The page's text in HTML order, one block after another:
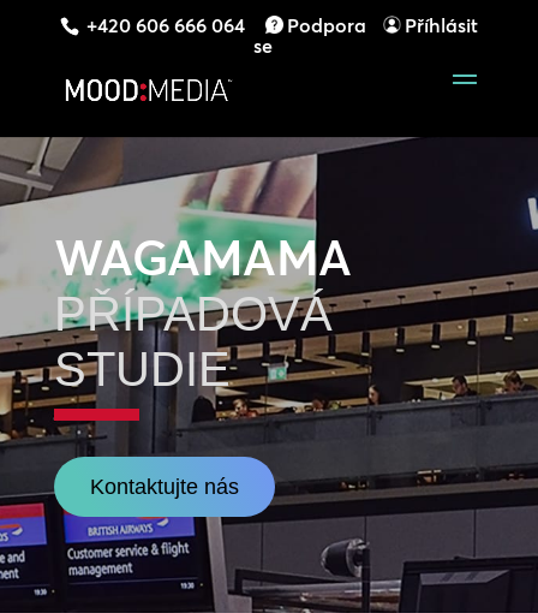
+420 606 666 064 Podpora
Příhlásit
se
WAGAMAMA
PŘÍPADOVÁ
STUDIE
Kontaktujte nás